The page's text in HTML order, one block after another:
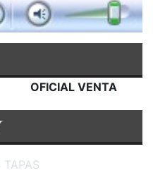
OFICIAL VENTA
TAPAS